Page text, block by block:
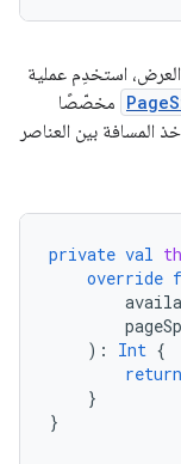
استخدِم عملية
مخصّصًا
المسافة بين العناصر
private val
override
):
Int {
return
}
}